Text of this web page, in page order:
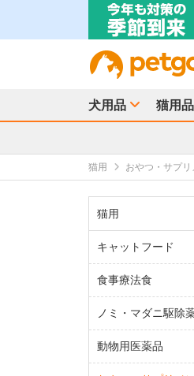
犬用品 猫用品
猫用 おやつ・サプリ
猫用
キャットフード
食事療法食
ノミ・マダニ駆除
動物用医薬品